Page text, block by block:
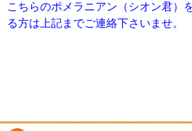
こちらのポメラニアン（シオン君）
る方は上記までご連絡下さいませ。